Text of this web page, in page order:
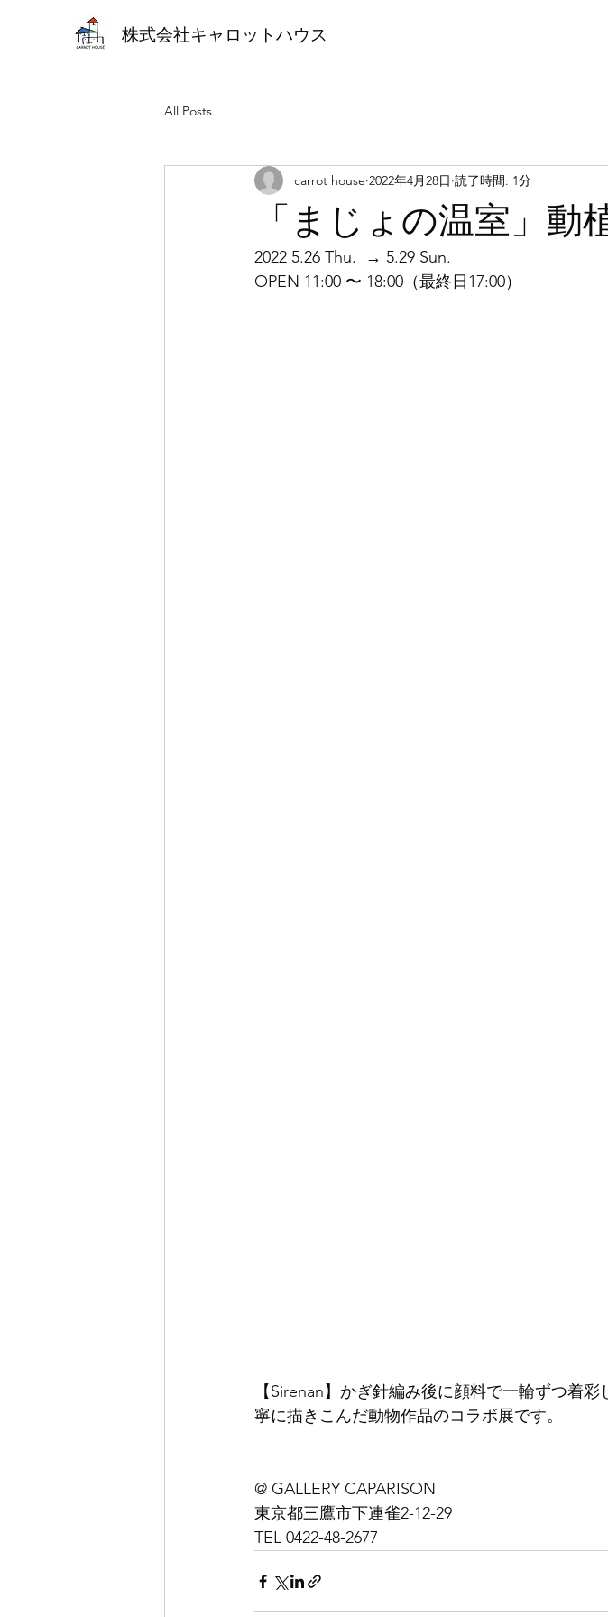
株式会社キャロットハウス
All Posts
「まじょの温室」動
carrot house 2022年4月28日 読了時間: 1分
2022 5.26 Thu.  → 5.29 Sun.
OPEN 11:00 〜 18:00（最終日17:00）
【Sirenan】かぎ針編み後に顔料で一輪ずつ着
寧に描きこんだ動物作品のコラボ展です。
@ GALLERY CAPARISON
東京都三鷹市下連雀2-12-29
TEL 0422-48-2677